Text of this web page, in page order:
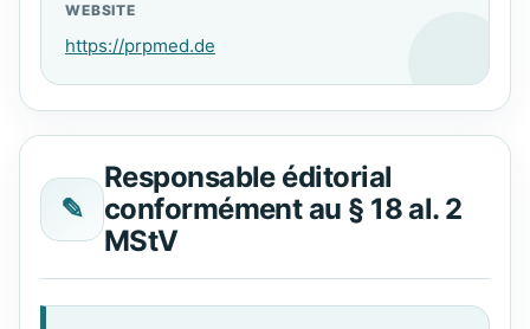
WEBSITE
https://prpmed.de
✎
Responsable éditorial
conformément au § 18 al. 2
MStV